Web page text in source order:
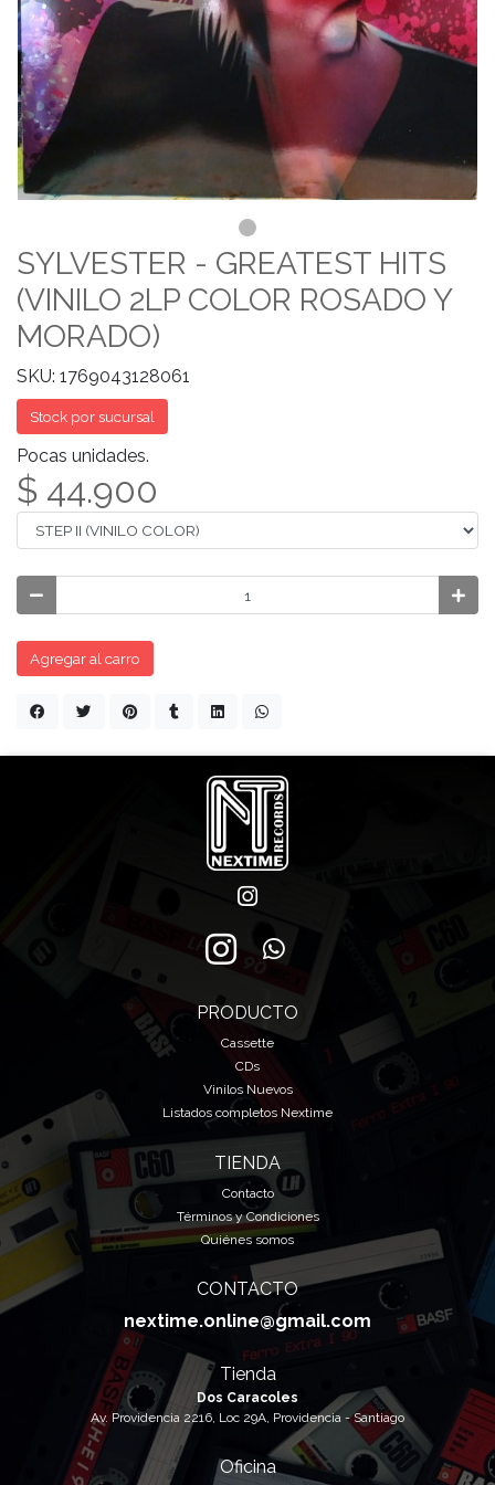
SYLVESTER - GREATEST HITS
(VINILO 2LP COLOR ROSADO Y
MORADO)
SKU: 1769043128061
Stock por sucursal
Pocas unidades.
$ 44.900
Agregar al carro
PRODUCTO
Cassette
CDs
Vinilos Nuevos
Listados completos Nextime
TIENDA
Contacto
Términos y Condiciones
Quiénes somos
CONTACTO
nextime.online@gmail.com
Tienda
Dos Caracoles
Av. Providencia 2216, Loc 29A, Providencia - Santiago
Oficina